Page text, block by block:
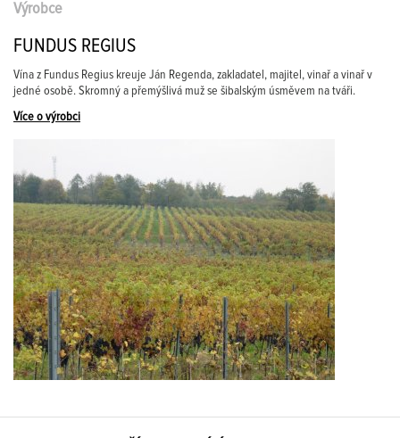
Výrobce
FUNDUS REGIUS
Vína z Fundus Regius kreuje Ján Regenda, zakladatel, majitel, vinař a vinař v
jedné osobě. Skromný a přemýšlivá muž se šibalským úsměvem na tváři.
Více o výrobci